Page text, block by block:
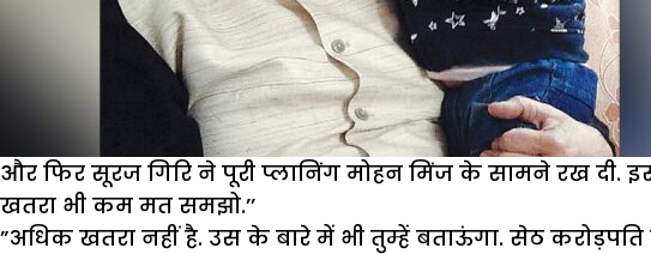
और फिर सूरज गिरि ने पूरी प्लानिंग मोहन मिंज के सामने रख दी.
खतरा भी कम मत समझो.’’
”अधिक खतरा नहीं है. उस के बारे में भी तुम्हें बताऊंगा. सेठ